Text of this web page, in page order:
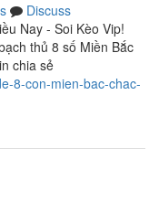
Discuss
Nay - Soi Kèo Vip!
thủ 8 số Miền Bắc
chia sẻ
8-con-mien-bac-chac-